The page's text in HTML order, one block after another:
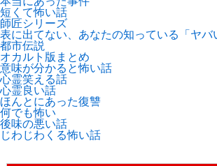
短くて怖い話
師匠シリーズ
表に出てない、あなたの知っている「ヤバ
都市伝説
オカルト版まとめ
意味が分かると怖い話
心霊笑える話
心霊良い話
ほんとにあった復讐
何でも怖い
後味の悪い話
じわじわくる怖い話